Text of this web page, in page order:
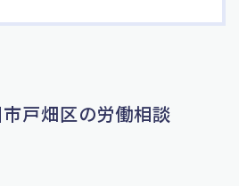
戸畑区の労働相談